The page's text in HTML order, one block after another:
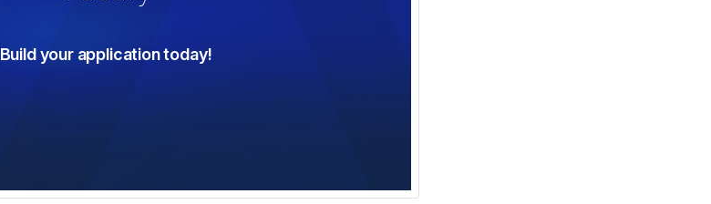
Build your application today!